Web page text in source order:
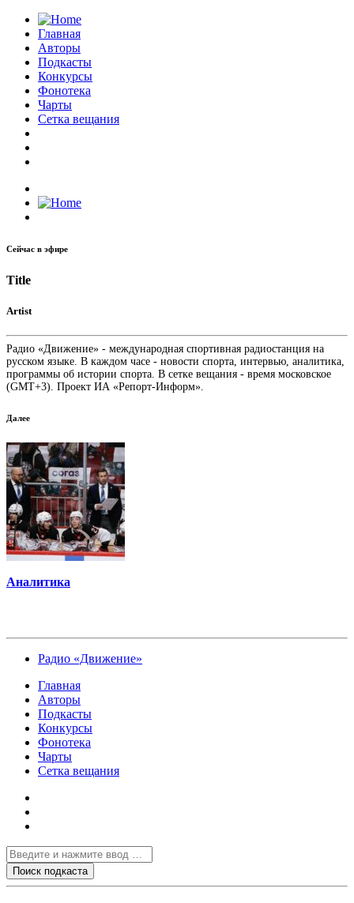
Главная
Авторы
Подкасты
Конкурсы
Фонотека
Чарты
Сетка вещания
Сейчас в эфире
Title
Artist
Радио «Движение» - международная спортивная радиостанция на
русском языке. В каждом часе - новости спорта, интервью, аналитика,
программы об истории спорта. В сетке вещания - время московское
(GMT+3). Проект ИА «Репорт-Информ».
Далее
Аналитика
Радио «Движение»
Главная
Авторы
Подкасты
Конкурсы
Фонотека
Чарты
Сетка вещания